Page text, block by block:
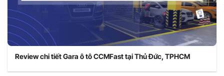
Review chi tiết Gara ô tô CCMFast tại Thủ Đức, TPHCM